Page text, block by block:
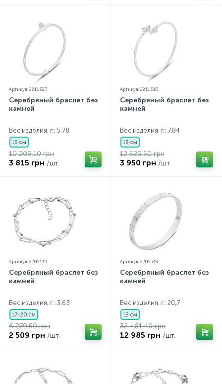
Артикул: 2211327
Серебряный браслет без
камней
Вес изделия, г.: 5,78
18 см
10 209.10 грн
3 815 грн /шт.
Артикул: 2211310
Серебряный браслет без
камней
Вес изделия, г.: 7,84
18 см
12 529.50 грн
3 950 грн /шт.
Артикул: 2206439
Серебряный браслет без
камней
Вес изделия, г.: 3,63
17-20 см
6 270.50 грн
2 509 грн /шт.
Артикул: 2206538
Серебряный браслет без
камней
Вес изделия, г.: 20,7
18 см
32 461.40 грн
12 985 грн /шт.